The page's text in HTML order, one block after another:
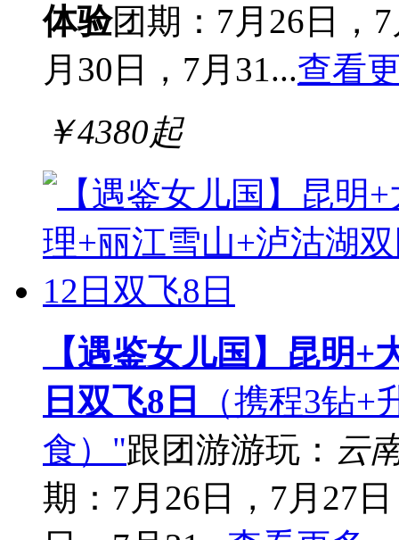
体验团期：7月26日，
月30日，7月31...查看
￥4380起
【遇鉴女儿国】昆明
日双飞8日
（携程3钻
食）"跟团游游玩： 云
期：7月26日，7月27